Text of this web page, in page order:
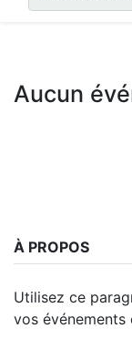
Aucun
À PROPOS
Utilisez ce
vos